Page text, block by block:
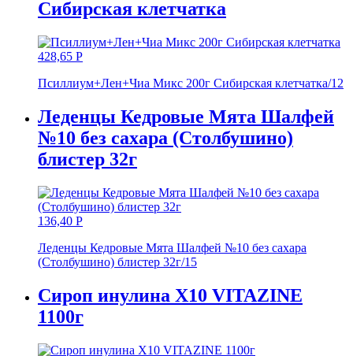
Сибирская клетчатка
428,65 Р
Псиллиум+Лен+Чиа Микс 200г Сибирская клетчатка/12
Леденцы Кедровые Мята Шалфей
№10 без сахара (Столбушино)
блистер 32г
136,40 Р
Леденцы Кедровые Мята Шалфей №10 без сахара
(Столбушино) блистер 32г/15
Сироп инулина Х10 VITAZINE
1100г